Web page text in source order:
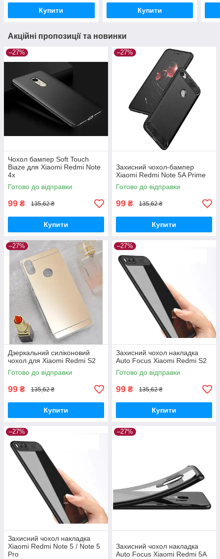
Купити Купити
Акційні пропозиції та новинки
–27%
Чохол бампер Soft Touch
Biaze для Xiaomi Redmi Note
4x
Готово до відправки
99 ₴ 135,62 ₴
Купити
–27%
Захисний чохол-бампер
Xiaomi Redmi Note 5A Prime
Готово до відправки
99 ₴ 135,62 ₴
Купити
–27%
Дзеркальний силіконовий
чохол для Xiaomi Redmi S2
Готово до відправки
99 ₴ 135,62 ₴
Купити
–27%
Захисний чохол накладка
Auto Focus Xiaomi Redmi S2
Готово до відправки
99 ₴ 135,62 ₴
Купити
–27%
Захисний чохол накладка
Xiaomi Redmi Note 5 / Note 5
Pro
–27%
Захисний чохол накладка
Auto Focus Xiaomi Redmi 5A